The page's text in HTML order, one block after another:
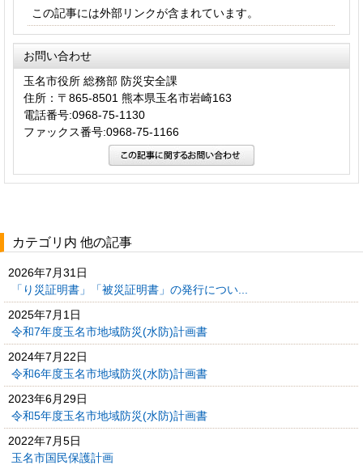
この記事には外部リンクが含まれています。
お問い合わせ
玉名市役所 総務部 防災安全課
住所：〒865-8501 熊本県玉名市岩崎163
電話番号:0968-75-1130
ファックス番号:0968-75-1166
カテゴリ内 他の記事
2026年7月31日
「り災証明書」「被災証明書」の発行につい...
2025年7月1日
令和7年度玉名市地域防災(水防)計画書
2024年7月22日
令和6年度玉名市地域防災(水防)計画書
2023年6月29日
令和5年度玉名市地域防災(水防)計画書
2022年7月5日
玉名市国民保護計画